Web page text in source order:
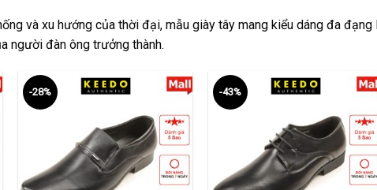
và xu hướng của thời đại, mẫu giày tây mang kiểu dáng đa
người đàn ông trưởng thành.
-28% -43%